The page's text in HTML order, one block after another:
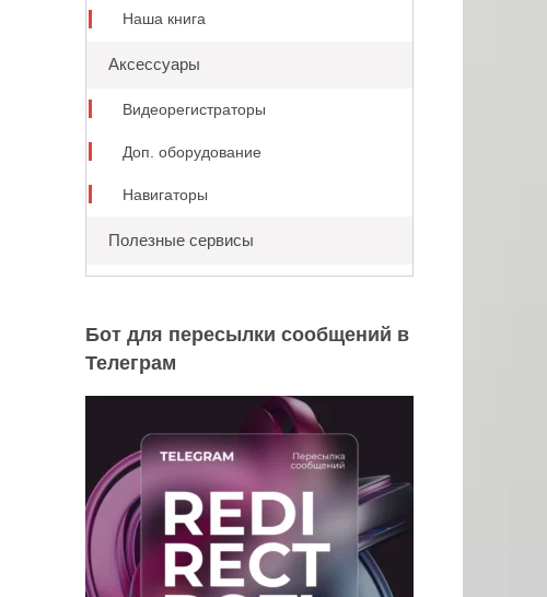
Наша книга
Аксессуары
Видеорегистраторы
Доп. оборудование
Навигаторы
Полезные сервисы
Бот для пересылки сообщений в
Телеграм